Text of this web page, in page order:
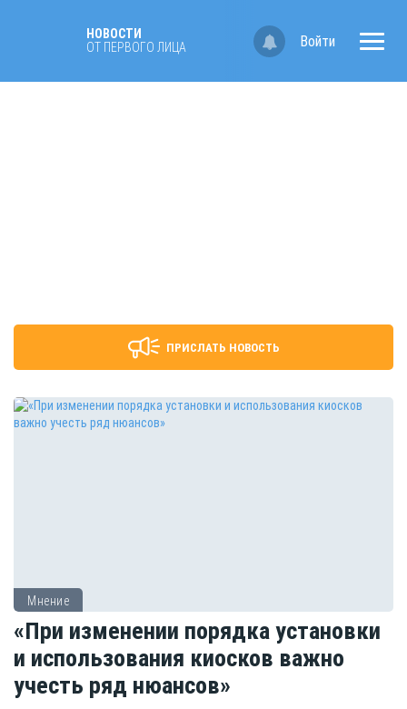
НОВОСТИ
ОТ ПЕРВОГО ЛИЦА
Войти
ПРИСЛАТЬ НОВОСТЬ
Мнение
«При изменении порядка установки
и использования киосков важно
учесть ряд нюансов»